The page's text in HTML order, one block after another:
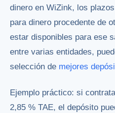
dinero en WiZink, los
para dinero procedente de
estar disponibles para ese
entre varias entidades,
selección de mejores
Ejemplo práctico: si
2,85 % TAE, el depósito